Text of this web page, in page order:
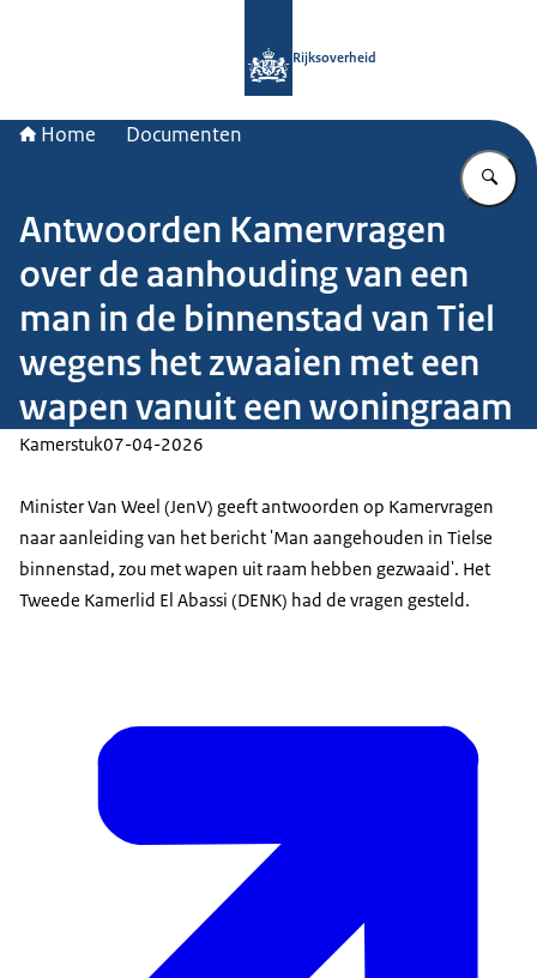
Rijksoverheid
Home Documenten
Antwoorden Kamervragen
over de aanhouding van een
man in de binnenstad van Tiel
wegens het zwaaien met een
wapen vanuit een woningraam
Kamerstuk07-04-2026
Minister Van Weel (JenV) geeft antwoorden op Kamervragen
naar aanleiding van het bericht 'Man aangehouden in Tielse
binnenstad, zou met wapen uit raam hebben gezwaaid'. Het
Tweede Kamerlid El Abassi (DENK) had de vragen gesteld.